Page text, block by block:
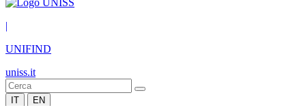
|
UNIFIND
uniss.it
IT EN